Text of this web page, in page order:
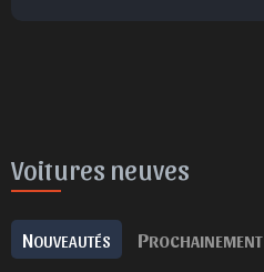
Voitures neuves
NOUVEAUTÉS PROCHAINEMENT